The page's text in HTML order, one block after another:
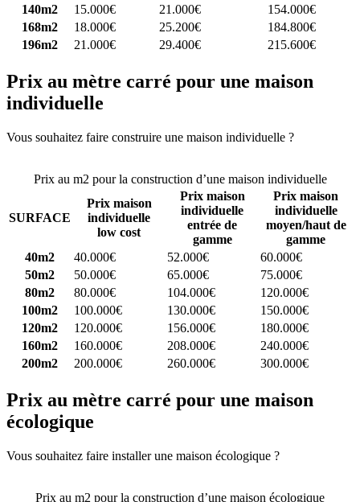
140m2
15.000€ 21.000€
154.000€
168m2
18.000€ 25.200€
184.800€
196m2
21.000€ 29.400€ 215.600€
Prix au mètre carré pour une maison
individuelle
Vous souhaitez faire construire une maison individuelle ?
Prix au m2 pour la construction d’une maison individuelle
SURFACE
Prix maison
individuelle
low cost
Prix maison
individuelle
entrée de
gamme
Prix maison
individuelle
moyen/haut de
gamme
40m2
40.000€ 52.000€
60.000€
50m2
50.000€ 65.000€
75.000€
80m2
80.000€ 104.000€
120.000€
100m2
100.000€ 130.000€
150.000€
120m2
120.000€ 156.000€
180.000€
160m2
160.000€ 208.000€
240.000€
200m2
200.000€ 260.000€ 300.000€
Prix au mètre carré pour une maison
écologique
Vous souhaitez faire installer une maison écologique ?
Prix au m2 pour la construction d’une maison écologique